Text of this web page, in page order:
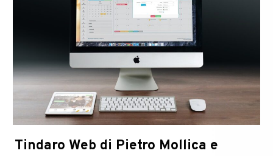
Tindaro Web di Pietro Mollica e